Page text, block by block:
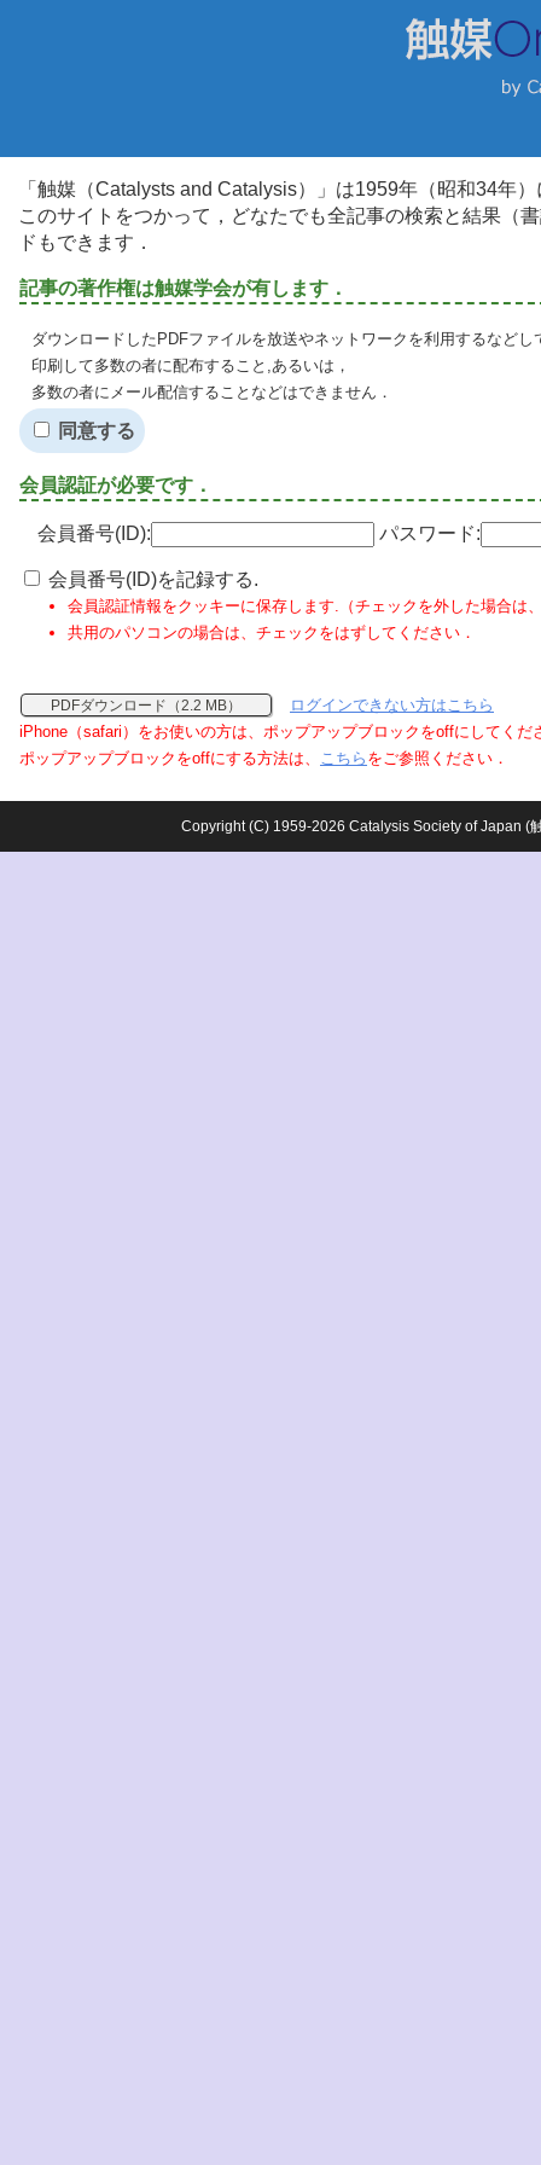
「触媒（Catalysts and Catalysis）」は1959年（昭和34年
このサイトをつかって，どなたでも全記事の検索と結果（
ドもできます．
記事の著作権は触媒学会が有します．
ダウンロードしたPDFファイルを放送やネットワークを利用するなど
印刷して多数の者に配布すること,あるいは，
多数の者にメール配信することなどはできません．
同意する
会員認証が必要です．
会員番号(ID): パスワード:
会員番号(ID)を記録する.
会員認証情報をクッキーに保存します.（チェックを外した場合は
共用のパソコンの場合は、チェックをはずしてください．
PDFダウンロード（2.2 MB）
ログインできない方はこちら
iPhone（safari）をお使いの方は、ポップアップブロックをoffにしてくだ
ポップアップブロックをoffにする方法は、 こちら をご参照ください．
Copyright (C) 1959-2026 Catalysis Society of Japan (